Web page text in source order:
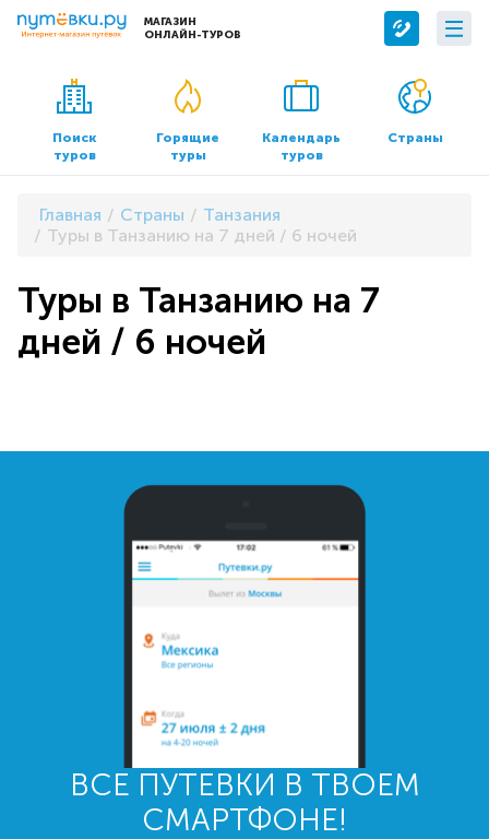
МАГАЗИН
ОНЛАЙН-ТУРОВ
Сервисы
Бронирование отелей
Трансфер
О компании
О нас
Контакты
Документы и реквизиты
Поиск
туров
Горящие
туры
Календарь
туров
Страны
Главная Страны
Танзания
Туры в Танзанию на 7 дней / 6 ночей
Туры в Танзанию на 7
дней / 6 ночей
ВСЕ ПУТЕВКИ В ТВОЕМ
СМАРТФОНЕ!